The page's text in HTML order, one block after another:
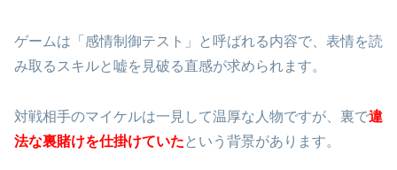
ゲームは「感情制御テスト」と呼ばれる内容で、表情を読
み取るスキルと嘘を見破る直感が求められます。
対戦相手のマイケルは一見して温厚な人物ですが、裏で違
法な裏賭けを仕掛けていた という背景があります。